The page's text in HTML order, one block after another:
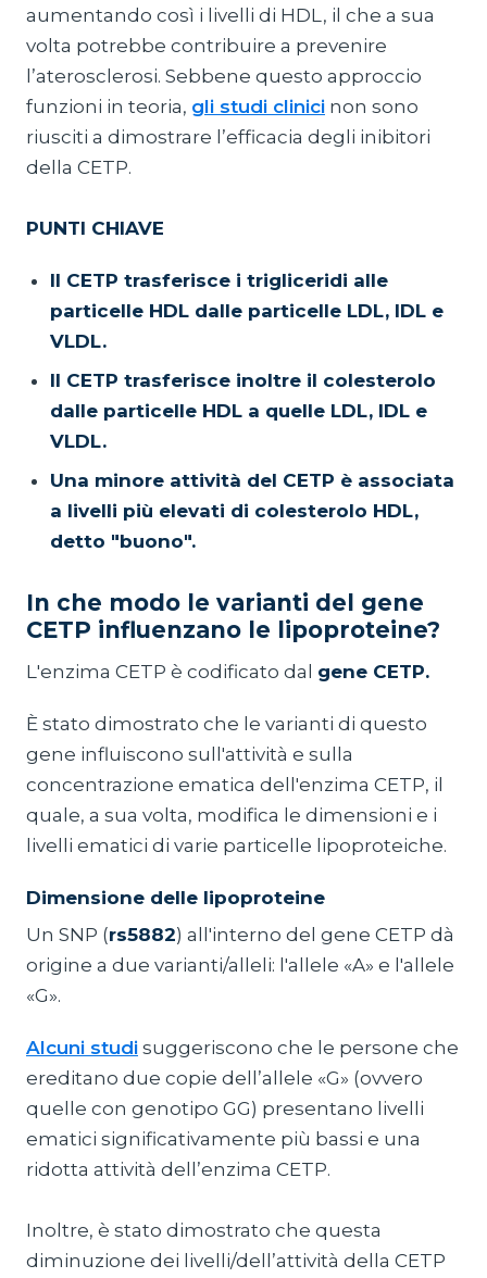
aumentando così i livelli di HDL, il che a sua
volta potrebbe contribuire a prevenire
l’aterosclerosi. Sebbene questo approccio
funzioni in teoria, gli studi clinici non sono
riusciti a dimostrare l’efficacia degli inibitori
della CETP.
PUNTI CHIAVE
Il CETP trasferisce i trigliceridi alle
particelle HDL dalle particelle LDL, IDL e
VLDL.
Il CETP trasferisce inoltre il colesterolo
dalle particelle HDL a quelle LDL, IDL e
VLDL.
Una minore attività del CETP è associata
a livelli più elevati di colesterolo HDL,
detto "buono".
In che modo le varianti del gene
CETP influenzano le lipoproteine?
L'enzima CETP è codificato dal gene CETP.
È stato dimostrato che le varianti di questo
gene influiscono sull'attività e sulla
concentrazione ematica dell'enzima CETP, il
quale, a sua volta, modifica le dimensioni e i
livelli ematici di varie particelle lipoproteiche.
Dimensione delle lipoproteine
Un SNP (rs5882) all'interno del gene CETP dà
origine a due varianti/alleli: l'allele «A» e l'allele
«G».
Alcuni studi suggeriscono che le persone che
ereditano due copie dell’allele «G» (ovvero
quelle con genotipo GG) presentano livelli
ematici significativamente più bassi e una
ridotta attività dell’enzima CETP.
Inoltre, è stato dimostrato che questa
diminuzione dei livelli/dell’attività della CETP